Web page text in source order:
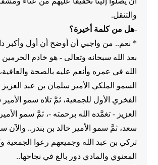
والتنقل.
-هل من كلمة أخيرة؟
* نعم.. من واجبي أن أوضح أن أول وأكبر
بعد الله سبحانه وتعالى - هو خادم
الله في عمره وأنعم عليه بالصحة
السمو الملكي الأمير سلمان بن عبد
الفخري الأول للجمعية، ثمَّ تلاه سمو
العزيز - تغمَّده الله برحمته -، ثمَّ سمو
سعد، ثمَّ سمو الأمير خالد بن بندر.. والآن
تركي بن عبد الله وجميعهم رعوا الجمعية
المعنوي والمادي دور بالغ في نجاحها..